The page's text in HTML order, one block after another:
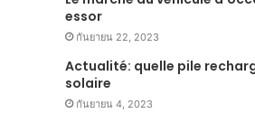
essor
กันยายน 22, 2023
Actualité: quelle pile
solaire
กันยายน 4, 2023